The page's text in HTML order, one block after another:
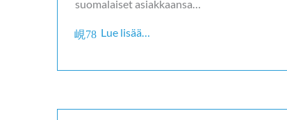
suomalaiset asiakkaansa…
Lue lisää…